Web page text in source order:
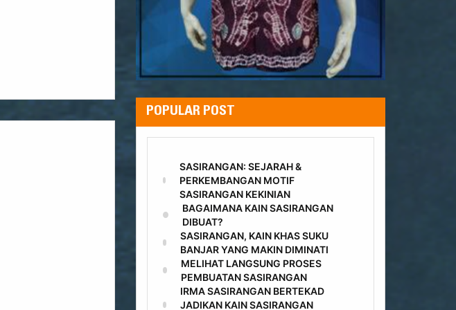
Hem Katun Lengan Panjang
Rp 200.000216.000
BELI SEKARANG
POPULAR POST
SASIRANGAN: SEJARAH &
PERKEMBANGAN MOTIF
SASIRANGAN KEKINIAN
BAGAIMANA KAIN SASIRANGAN
DIBUAT?
SASIRANGAN, KAIN KHAS SUKU
BANJAR YANG MAKIN DIMINATI
MELIHAT LANGSUNG PROSES
PEMBUATAN SASIRANGAN
IRMA SASIRANGAN BERTEKAD
JADIKAN KAIN SASIRANGAN